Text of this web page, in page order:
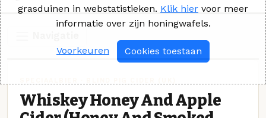
Whiskey Honey And Apple
grasduinen in webstatistieken. Klik hier voor meer
informatie over zijn honingwafels.
Voorkeuren Cookies toestaan